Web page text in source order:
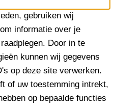
gebruiken wij
informatie over je
Door in te
kunnen wij gegevens
op deze site verwerken.
of uw toestemming intrekt,
op bepaalde functies